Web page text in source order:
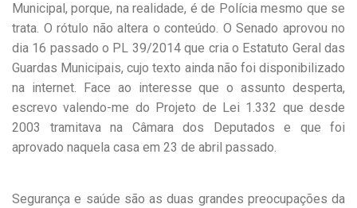
Municipal, porque, na realidade, é de Polícia mesmo que se
trata. O rótulo não altera o conteúdo. O Senado aprovou no
dia 16 passado o PL 39/2014 que cria o Estatuto Geral das
Guardas Municipais, cujo texto ainda não foi disponibilizado
na internet. Face ao interesse que o assunto desperta,
escrevo valendo-me do Projeto de Lei 1.332 que desde
2003 tramitava na Câmara dos Deputados e que foi
aprovado naquela casa em 23 de abril passado.
Segurança e saúde são as duas grandes preocupações da